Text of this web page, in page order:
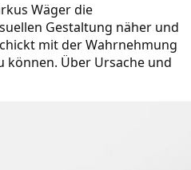
Wäger die
Gestaltung näher und
mit der Wahrnehmung
können. Über Ursache und